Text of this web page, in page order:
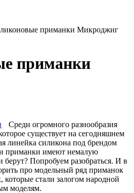
приманки Микроджиг
приманки
Среди огромного разнообразия
существует на сегодняшнем
линейка силикона под брендом
приманки имеют немалую
Попробуем разобраться. И в
про модельный ряд приманок
которые стали залогом народной
моделям.